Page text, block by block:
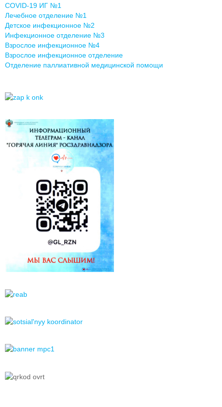
COVID-19 ИГ №1
Лечебное отделение №1
Детское инфекционное №2
Инфекционное отделение №3
Взрослое инфекционное №4
Взрослое инфекционное отделение
Отделение паллиативной медицинской помощи